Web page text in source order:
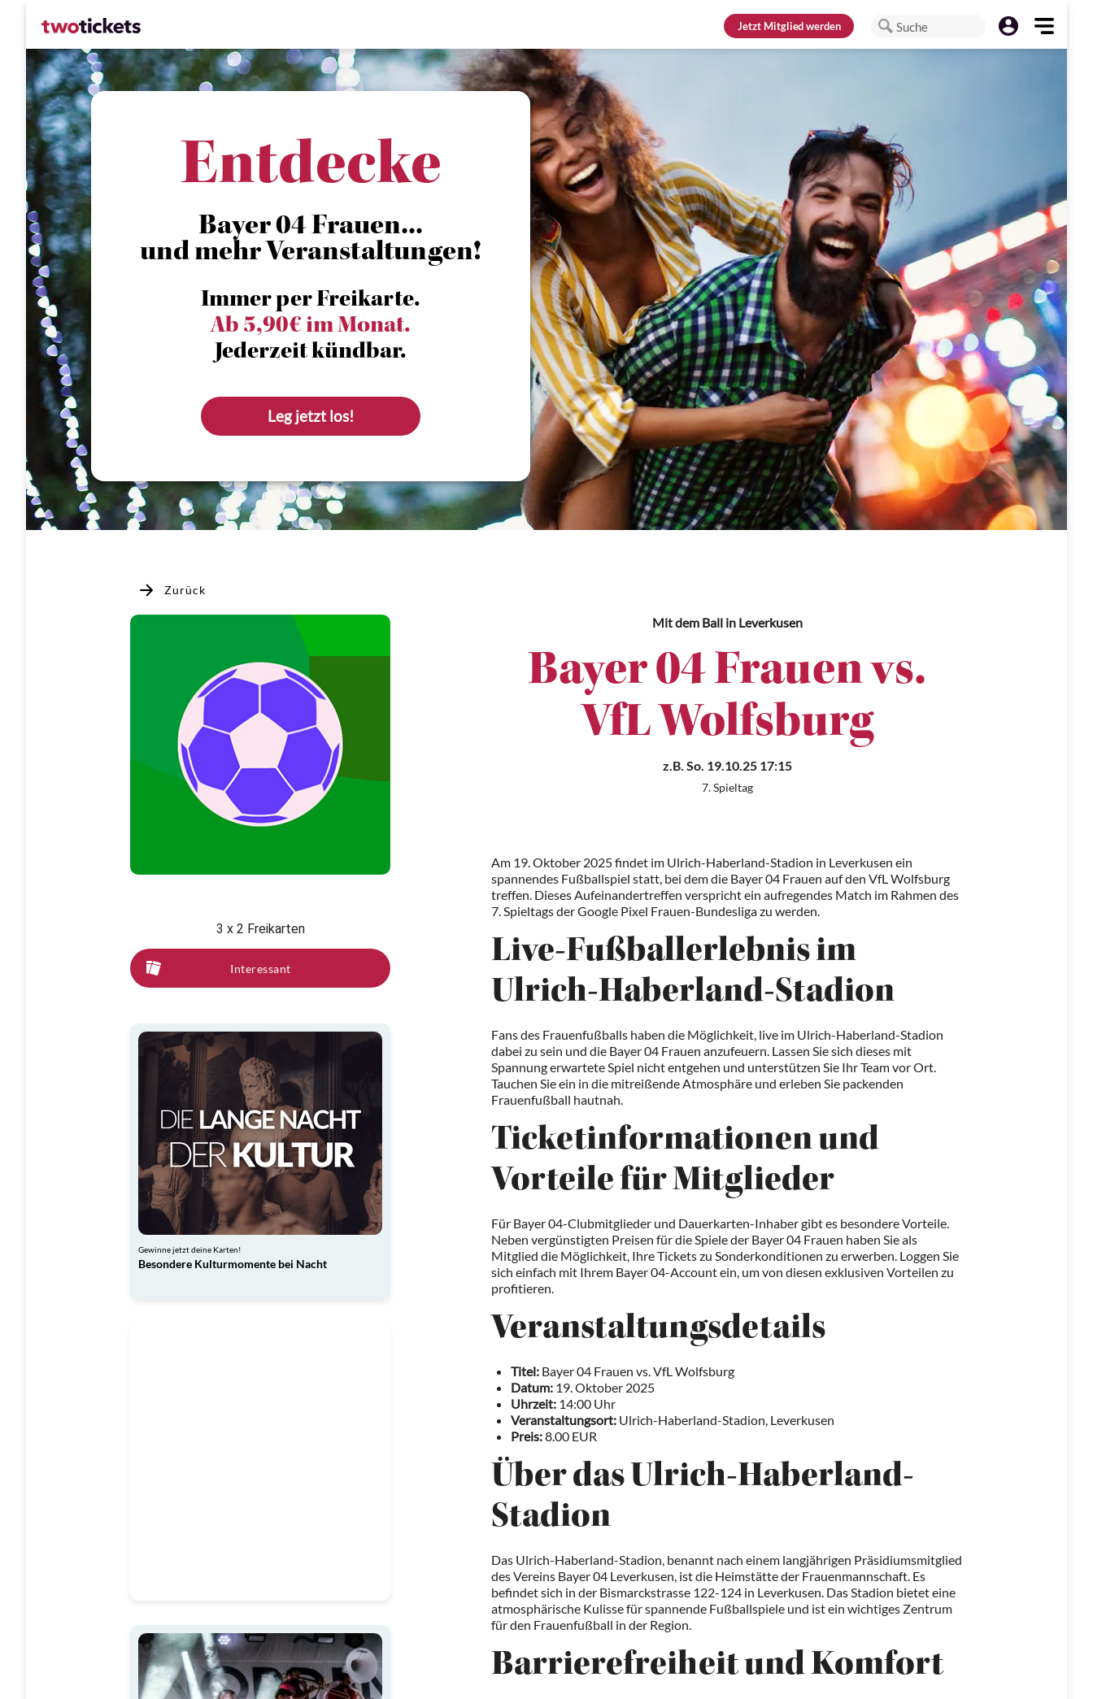
JetztMitglied werden Suche
Entdecke
Bayer 04 Frauen...
und mehr Veranstaltungen!
Immer per Freikarte.
Ab 5,90€ im Monat.
Jederzeit kündbar.
Leg jetzt los!
Zurück
3 x 2 Freikarten
Interessant
Gewinne jetzt deine Karten!
Besondere Kulturmomente bei Nacht
Mit dem Ballin Leverkusen
Bayer 04 Frauen vs.
VfL Wolfsburg
z.B. So. 19.10.25 17:15
7. Spieltag
Am 19. Oktober 2025 findet im Ulrich-Haberland-Stadion in Leverkusen ein
spannendes Fußballspiel statt, bei dem die Bayer 04 Frauen auf den VfL Wolfsburg
treffen. Dieses Aufeinandertreffen verspricht ein aufregendes Match im Rahmen des
7. Spieltags der Google Pixel Frauen-Bundesliga zu werden.
Live-Fußballerlebnis im
Ulrich-Haberland-Stadion
Fans des Frauenfußballs haben die Möglichkeit, live im Ulrich-Haberland-Stadion
dabei zu sein und die Bayer 04 Frauen anzufeuern. Lassen Sie sich dieses mit
Spannung erwartete Spiel nicht entgehen und unterstützen Sie Ihr Team vor Ort.
Tauchen Sie ein in die mitreißende Atmosphäre und erleben Sie packenden
Frauenfußball hautnah.
Ticketinformationen und
Vorteile für Mitglieder
Für Bayer 04-Clubmitglieder und Dauerkarten-Inhaber gibt es besondere Vorteile.
Neben vergünstigten Preisen für die Spiele der Bayer 04 Frauen haben Sie als
Mitglied die Möglichkeit, Ihre Tickets zu Sonderkonditionen zu erwerben. Loggen Sie
sich einfach mit Ihrem Bayer 04-Account ein, um von diesen exklusiven Vorteilen zu
profitieren.
Veranstaltungsdetails
Titel: Bayer 04 Frauen vs. VfL Wolfsburg
Datum: 19. Oktober 2025
Uhrzeit: 14:00 Uhr
Veranstaltungsort: Ulrich-Haberland-Stadion, Leverkusen
Preis:8.00 EUR
Über das Ulrich-Haberland-
Stadion
Das Ulrich-Haberland-Stadion, benannt nach einem langjährigen Präsidiumsmitglied
des Vereins Bayer 04 Leverkusen, ist die Heimstätte der Frauenmannschaft. Es
befindet sich in der Bismarckstrasse 122-124 in Leverkusen. Das Stadion bietet eine
atmosphärische Kulisse für spannende Fußballspiele und ist ein wichtiges Zentrum
für den Frauenfußball in der Region.
Barrierefreiheit und Komfort